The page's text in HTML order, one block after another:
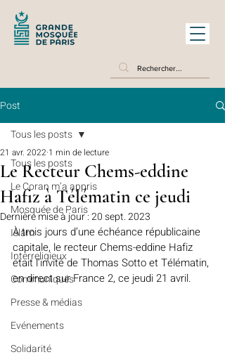
Post
Tous les posts
Le Coran m’a appris
Mosquée de Paris
Islam
Interreligieux
Communiqués
Presse & médias
Evénements
Solidarité
Tous les posts
Le Recteur Chems-eddine
Hafiz à Télématin ce jeudi
21 avr. 2022 1 min de lecture
Dernière mise à jour :20 sept. 2023
À trois jours d’une échéance républicaine
capitale, le recteur Chems-eddine Hafiz
était l’invité de Thomas Sotto et Télématin,
en direct sur France 2, ce jeudi 21 avril.